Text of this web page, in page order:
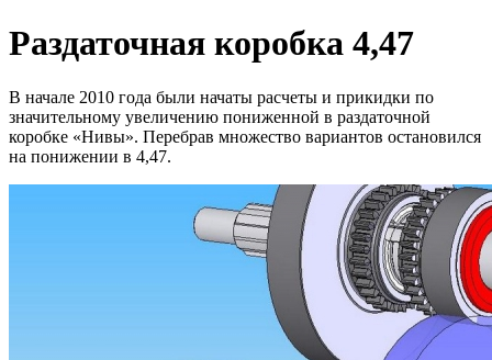
Раздаточная коробка 4,47
В начале 2010 года были начаты расчеты и прикидки по
значительному увеличению пониженной в раздаточной
коробке «Нивы». Перебрав множество вариантов остановился
на понижении в 4,47.